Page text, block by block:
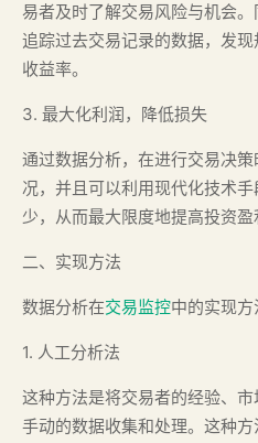
易者及时了解交易风险与机会
追踪过去交易记录的数据，发
收益率。
3. 最大化利润，降低损失
通过数据分析，在进行交易决
况，并且可以利用现代化技术
少，从而最大限度地提高投资盈
二、实现方法
数据分析在交易监控中的实现方
1. 人工分析法
这种方法是将交易者的经验、
手动的数据收集和处理。这种